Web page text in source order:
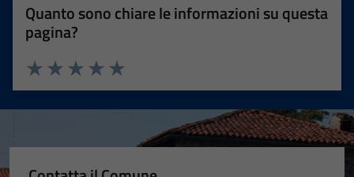
Quanto sono chiare le informazioni su questa
pagina?
Valuta 5 stelle su 5
Valuta 4 stelle su 5
Valuta 3 stelle su 5
Valuta 2 stelle su 5
Valuta 1 stelle su 5